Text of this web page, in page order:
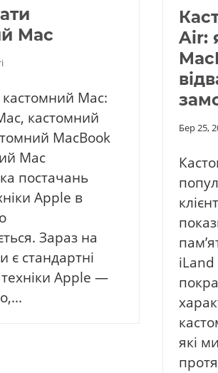
Mac
Mac:
кастомний
MacBook
Mac
постачань
Apple в
Зараз на
є стандартні
техніки Apple —
Air:
Бер 25,
iLand
які